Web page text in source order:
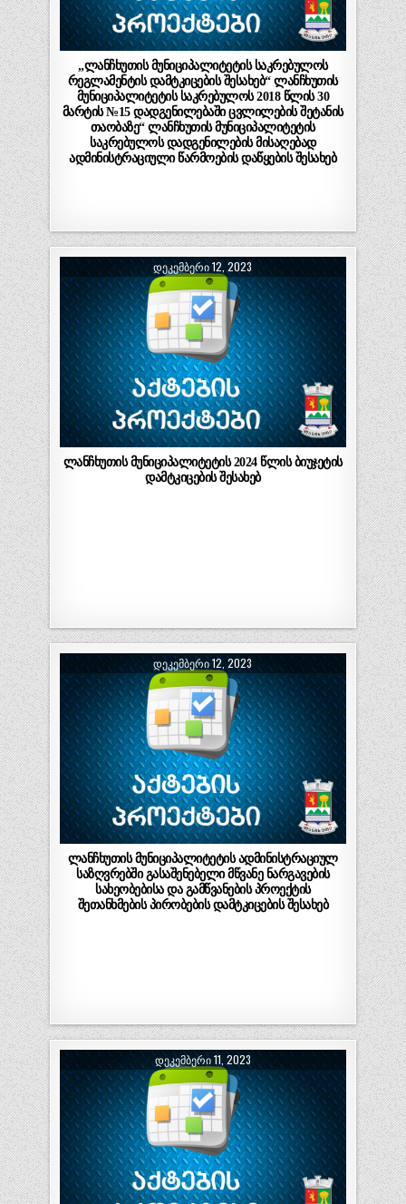
„ლანჩხუთის მუნიციპალიტეტის საკრებულოს
რეგლამენტის დამტკიცების შესახებ“ ლანჩხუთის
მუნიციპალიტეტის საკრებულოს 2018 წლის 30
მარტის №15 დადგენილებაში ცვლილების შეტანის
თაობაზე“ ლანჩხუთის მუნიციპალიტეტის
საკრებულოს დადგენილების მისაღებად
ადმინისტრაციული წარმოების დაწყების შესახებ
ᲓᲔᲙᲔᲛᲑᲔᲠᲘ 12, 2023
ლანჩხუთის მუნიციპალიტეტის 2024 წლის ბიუჯეტის
დამტკიცების შესახებ
ᲓᲔᲙᲔᲛᲑᲔᲠᲘ 12, 2023
ლანჩხუთის მუნიციპალიტეტის ადმინისტრაციულ
საზღვრებში გასაშენებელი მწვანე ნარგავების
სახეობებისა და გამწვანების პროექტის
შეთანხმების პირობების დამტკიცების შესახებ
ᲓᲔᲙᲔᲛᲑᲔᲠᲘ 11, 2023